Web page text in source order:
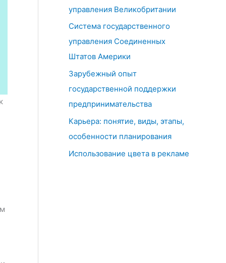
управления Великобритании
Система государственного
управления Соединенных
Штатов Америки
Зарубежный опыт
государственной поддержки
предпринимательства
Карьера: понятие, виды, этапы,
особенности планирования
Использование цвета в рекламе